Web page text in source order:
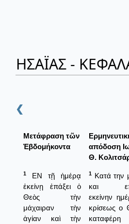
ΗΣΑΪΑΣ -
❮
Μετάφραση τῶν
Ἑβδομήκοντα
απόδοση
Θ.
1
ΕΝ τῇ ἡμέρᾳ
ἐκείνῃ ἐπάξει ὁ
Θεὸς τὴν
μάχαιραν τὴν
ἁγίαν καὶ τὴν
1 Κατά την
και
εκείνην
κρίσεως ο